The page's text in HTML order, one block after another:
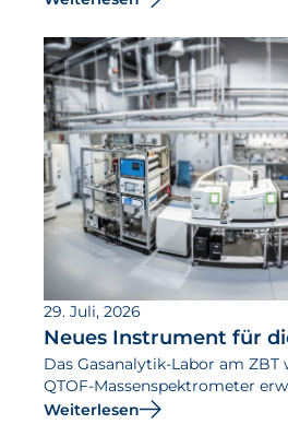
29. Juli, 2026
Neues Instrument für
Das Gasanalytik-Labor am ZBT
QTOF-Massenspektrometer
Weiterlesen